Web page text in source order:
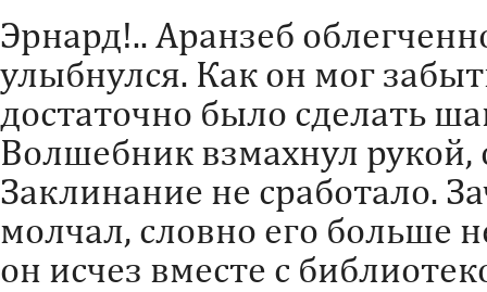
Эрнард!.. Аранзеб
улыбнулся. Как он мог
достаточно было сделать
Волшебник взмахнул рукой,
Заклинание не сработало.
молчал, словно его больше
он исчез вместе с